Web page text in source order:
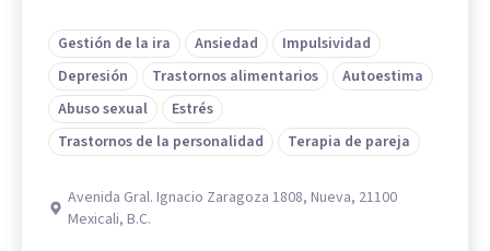
Gestión de la ira Ansiedad
Impulsividad
Depresión
Trastornos alimentarios
Autoestima
Abuso sexual
Estrés
Trastornos de la personalidad
Terapia de pareja
Avenida Gral. Ignacio Zaragoza 1808, Nueva, 21100
Mexicali, B.C.